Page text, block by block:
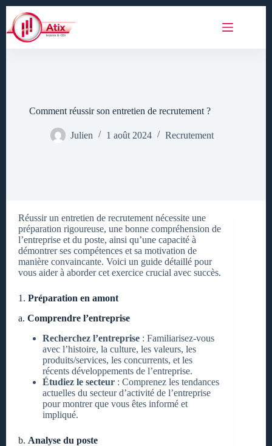
Passer
au
contenu
Comment réussir son entretien de recrutement ?
Julien 1 août 2024 Recrutement
Réussir un entretien de recrutement nécessite une
préparation rigoureuse, une bonne compréhension de
l’entreprise et du poste, ainsi qu’une capacité à
démontrer ses compétences et sa motivation de
manière convaincante. Voici un guide détaillé pour
vous aider à aborder cet exercice crucial avec succès.
1. Préparation en amont
a. Comprendre l’entreprise
Recherchez l’entreprise : Familiarisez-vous
avec l’histoire, la culture, les valeurs, les
produits/services, les concurrents, et les
récents développements de l’entreprise.
Étudiez le secteur : Comprenez les tendances
actuelles du secteur d’activité de l’entreprise
pour montrer que vous êtes informé et
impliqué.
b. Analyse du poste